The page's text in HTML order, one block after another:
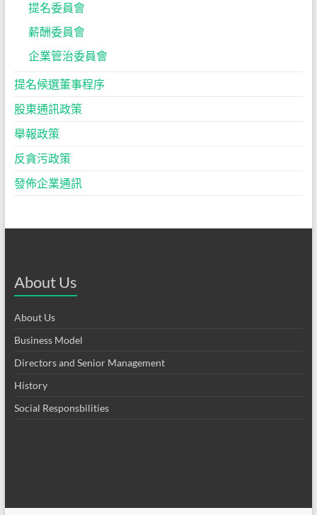
提名委員會
薪酬委員會
企業管治委員會
提名候選董事程序
股東通訊政策
舉報政策
反貪污政策
發佈企業通訊
About Us
About Us
Business Model
Directors and Senior Management
History
Social Responsbilities